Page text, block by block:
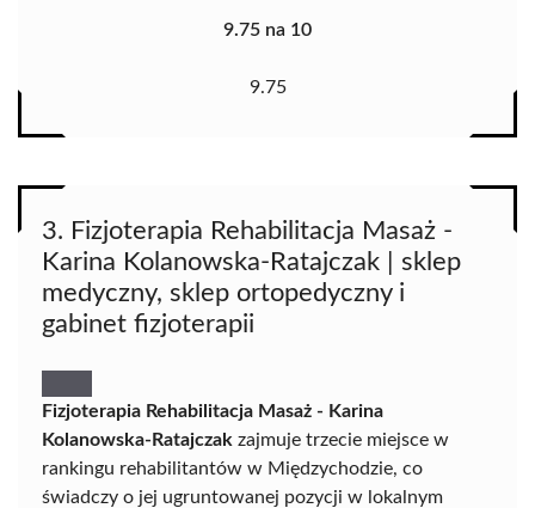
9.75 na 10
9.75
3. Fizjoterapia Rehabilitacja Masaż -
Karina Kolanowska-Ratajczak | sklep
medyczny, sklep ortopedyczny i
gabinet fizjoterapii
Fizjoterapia Rehabilitacja Masaż - Karina
Kolanowska-Ratajczak zajmuje trzecie miejsce w
rankingu rehabilitantów w Międzychodzie, co
świadczy o jej ugruntowanej pozycji w lokalnym